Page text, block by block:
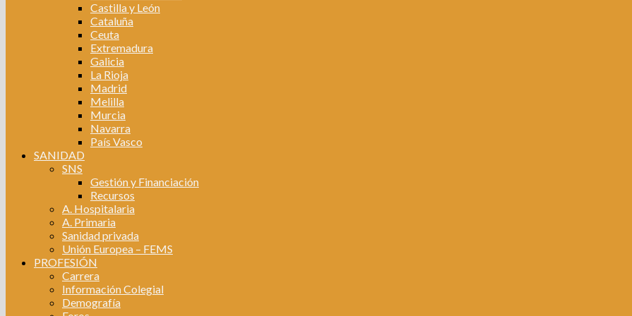
Castilla y León
Cataluña
Ceuta
Extremadura
Galicia
La Rioja
Madrid
Melilla
Murcia
Navarra
País Vasco
SANIDAD
SNS
Gestión y Financiación
Recursos
A. Hospitalaria
A. Primaria
Sanidad privada
Unión Europea – FEMS
PROFESIÓN
Carrera
Información Colegial
Demografía